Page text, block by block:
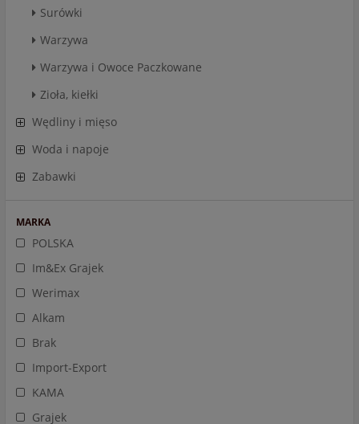
Surówki
Warzywa
Warzywa i Owoce Paczkowane
Zioła, kiełki
Wędliny i mięso
Woda i napoje
Zabawki
MARKA
POLSKA
Im&Ex Grajek
Werimax
Alkam
Brak
Import-Export
KAMA
Grajek